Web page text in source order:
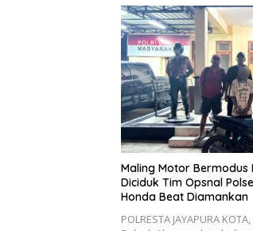
Maling Motor Bermodus
Diciduk Tim Opsnal
Honda Beat Diamankan
POLRESTA JAYAPURA